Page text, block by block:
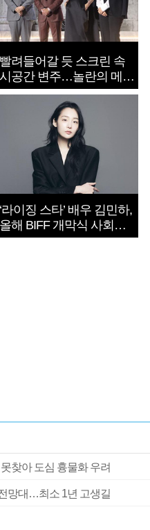
빨려들어갈 듯 스크린 속
시공간 변주…놀란의 메시
는 ‘전쟁 속죄’
‘라이징 스타’ 배우 김민하,
올해 BIFF 개막식 사회자
정
찾아 도심 흉물화 우려
망대…최소 1년 고생길